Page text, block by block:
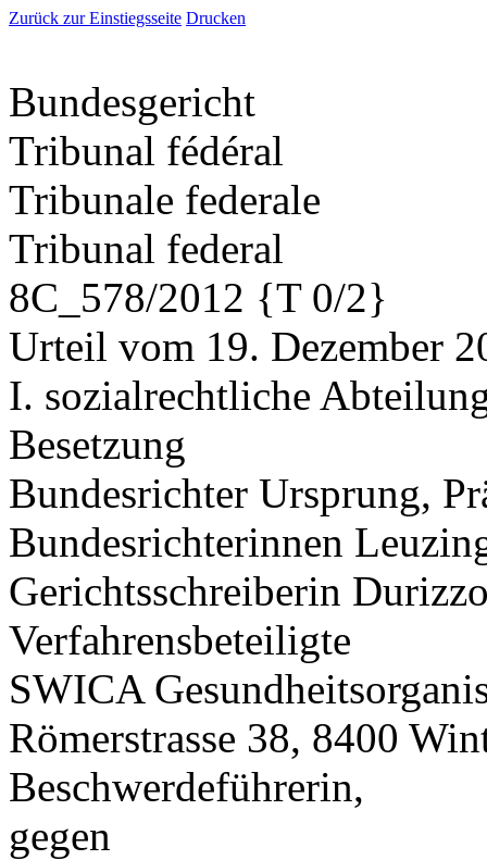
Zurück zur Einstiegsseite Drucken
Bundesgericht
Tribunal fédéral
Tribunale federale
Tribunal federal
8C_578/2012 {T 0/2}
Urteil vom 19. Dezember
I. sozialrechtliche
Besetzung
Bundesrichter Ursprung,
Bundesrichterinnen
Gerichtsschreiberin
Verfahrensbeteiligte
SWICA
Römerstrasse 38, 8400
Beschwerdeführerin,
gegen